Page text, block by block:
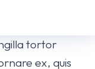
tortor
ex, quis